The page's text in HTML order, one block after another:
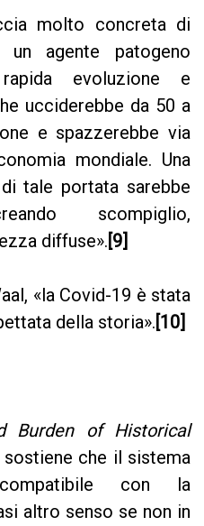
molto concreta di
un agente patogeno
evoluzione e
ucciderebbe da 50 a
e spazzerebbe via
mondiale. Una
tale portata sarebbe
scompiglio,
diffuse».[9]
«la Covid-19 è stata
della storia».[10]
Burden of Historical
che il sistema
con la
altro senso se non in